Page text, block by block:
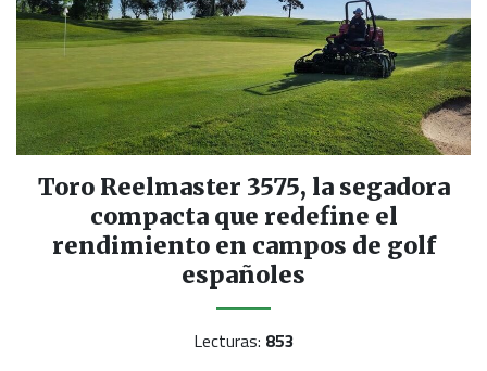
Toro Reelmaster 3575, la segadora
compacta que redefine el
rendimiento en campos de golf
españoles
Lecturas: 853